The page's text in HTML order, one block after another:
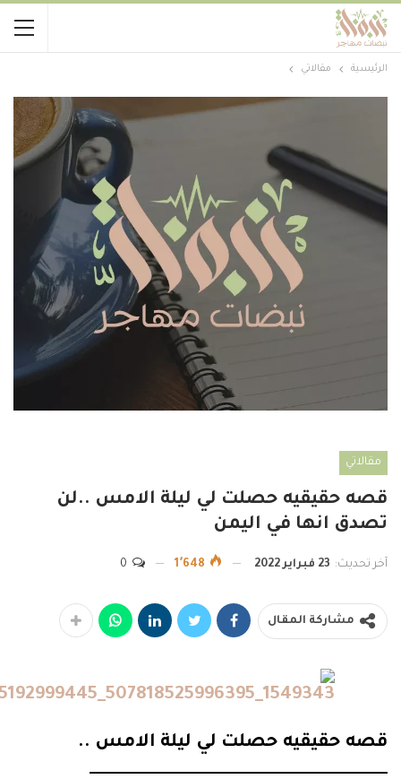
الرئيسية مقالاتي
مقالاتي
قصه حقيقيه حصلت لي ليلة الامس ..لن
تصدق انها في اليمن
آخر تحديث: 23 فبراير 2022
مشاركة المقال
قصه حقيقيه حصلت لي ليلة الامس ..
_____________________________________